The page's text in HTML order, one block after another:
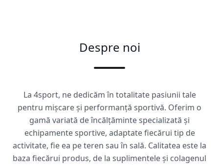
Despre noi
La 4sport, ne dedicăm în totalitate pasiunii tale
pentru mișcare și performanță sportivă. Oferim o
gamă variată de încălțăminte specializată și
echipamente sportive, adaptate fiecărui tip de
activitate, fie ea pe teren sau în sală. Calitatea este la
baza fiecărui produs, de la suplimentele și colagenul